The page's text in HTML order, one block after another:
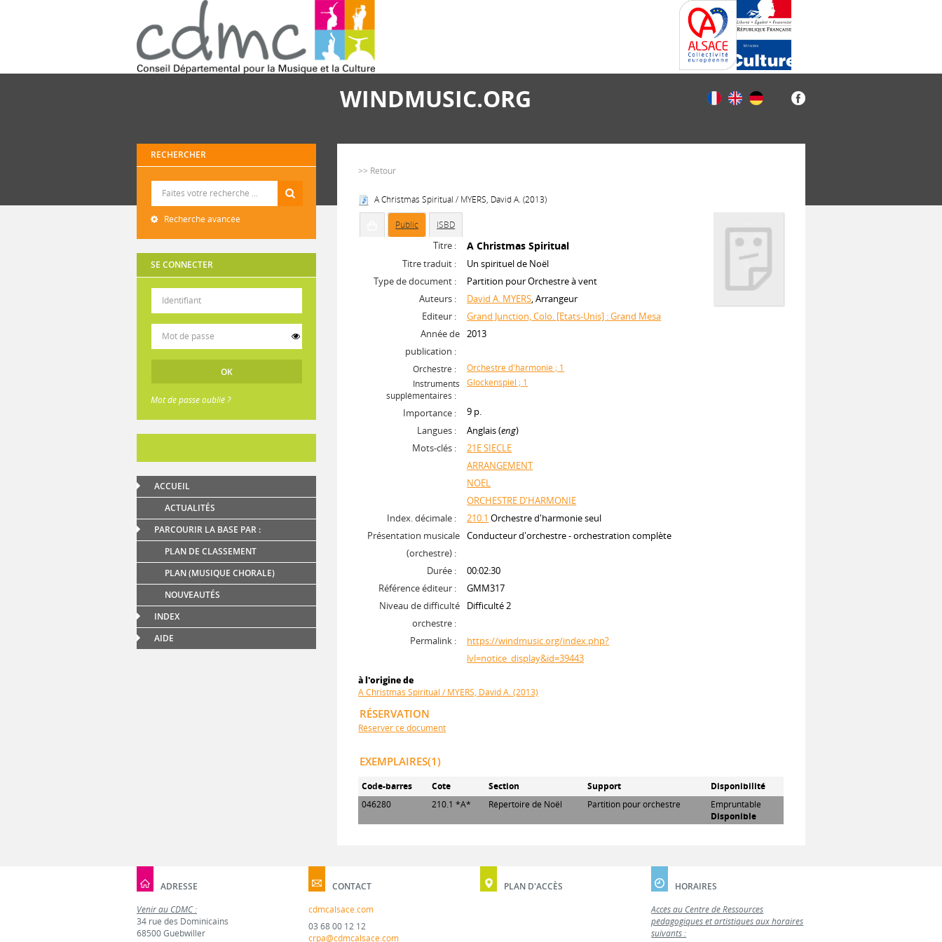
WINDMUSIC.ORG
RECHERCHER
Recherche avancée
SE CONNECTER
Mot de passe oublié ?
ACCUEIL
ACTUALITÉS
PARCOURIR LA BASE PAR :
PLAN DE CLASSEMENT
PLAN (MUSIQUE CHORALE)
NOUVEAUTÉS
INDEX
AIDE
>> Retour
A Christmas Spiritual / MYERS, David A. (2013)
Public ISBD
Titre : A Christmas Spiritual
Titre traduit :
Un spirituel de Noël
Type de document :
Partition pour Orchestre à vent
Auteurs :
David A. MYERS, Arrangeur
Editeur :
Grand Junction, Colo. [Etats-Unis] : Grand Mesa
Année de
publication :
2013
Orchestre :
Orchestre d'harmonie ; 1
Instruments
supplémentaires :
Glockenspiel ; 1
Importance :
9 p.
Langues :
Anglais (eng)
Mots-clés :
21E SIECLE
ARRANGEMENT
NOEL
ORCHESTRE D'HARMONIE
Index. décimale :
210.1 Orchestre d'harmonie seul
Présentation musicale
(orchestre) :
Conducteur d'orchestre - orchestration complète
Durée :
00:02:30
Référence éditeur :
GMM317
Niveau de difficulté
orchestre :
Difficulté 2
Permalink :
https://windmusic.org/index.php?
lvl=notice_display&id=39443
à l'origine de
A Christmas Spiritual / MYERS, David A. (2013)
RÉSERVATION
Réserver ce document
EXEMPLAIRES(1)
Code-barres Cote Section Support
Disponibilité
046280
210.1 *A* Répertoire de Noël Partition pour orchestre
Empruntable
Disponible
ADRESSE
Venir au CDMC :
34 rue des Dominicains
68500 Guebwiller
CONTACT
cdmcalsace.com
03 68 00 12 12
crpa@cdmcalsace.com
PLAN D'ACCÈS
HORAIRES
Accès au Centre de Ressources
pédagogiques et artistiques aux horaires
suivants :